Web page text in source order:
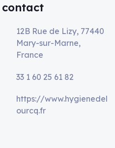
12B Rue de Lizy, 77440
Mary-sur-Marne,
France
33 1 60 25 61 82
https://www.hygienedel
ourcq.fr